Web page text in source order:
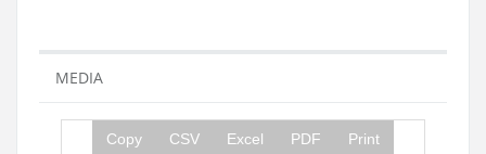
MEDIA
Copy CSV Excel PDF Print